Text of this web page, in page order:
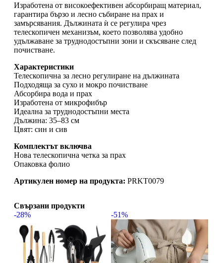
Изработена от високоефективен абсорбиращ материал,
гарантира бързо и лесно събиране на прах и
замърсявания. Дължината ѝ се регулира чрез
телескопичен механизъм, което позволява удобно
удължаване за труднодостъпни зони и скъсяване след
почистване.
Характеристики
Телескопична за лесно регулиране на дължината
Подходяща за сухо и мокро почистване
Абсорбира вода и прах
Изработена от микрофибър
Идеална за труднодостъпни места
Дължина: 35–83 см
Цвят: син и сив
Комплектът включва
Нова телескопична четка за прах
Опаковка фолио
Артикулен номер на продукта: PRKT0079
Свързани продукти
-28%
-51%